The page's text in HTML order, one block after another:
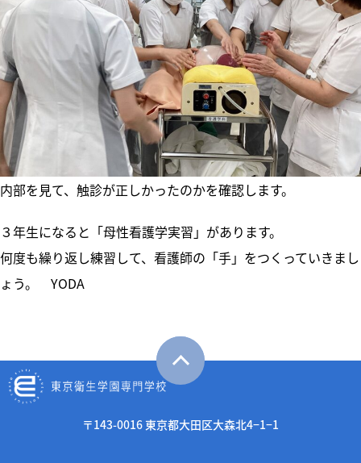
内部を見て、触診が正しかったのかを確認します。
３年生になると「母性看護学実習」があります。
何度も繰り返し練習して、看護師の「手」をつくっていきまし
ょう。 YODA
〒143-0016 東京都大田区大森北4−1−1